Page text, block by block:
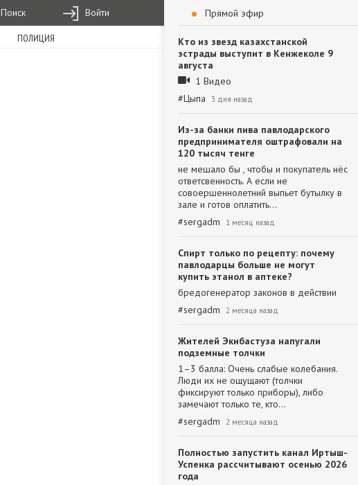
Поиск Войти
ПОЛИЦИЯ
Прямой эфир
Кто из звезд казахстанской
эстрады выступит в Кенжеколе 9
августа
1 Видео
#Цыпа 3 дня назад
Из-за банки пива павлодарского
предпринимателя оштрафовали на
120 тысяч тенге
не мешало бы , чтобы и покупатель нёс
ответсвенность. А если не
совоершеннолетний выпьет бутылку в
зале и готов оплатить…
#sergadm 1 месяц назад
Спирт только по рецепту: почему
павлодарцы больше не могут
купить этанол в аптеке?
бредогенератор законов в действии
#sergadm 2 месяца назад
Жителей Экибастуза напугали
подземные толчки
1–3 балла: Очень слабые колебания.
Люди их не ощущают (толчки
фиксируют только приборы), либо
замечают только те, кто…
#sergadm 2 месяца назад
Полностью запустить канал Иртыш-
Успенка рассчитывают осенью 2026
года